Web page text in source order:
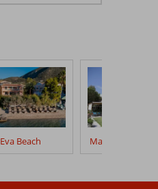
Eva Beach Madouri Beach